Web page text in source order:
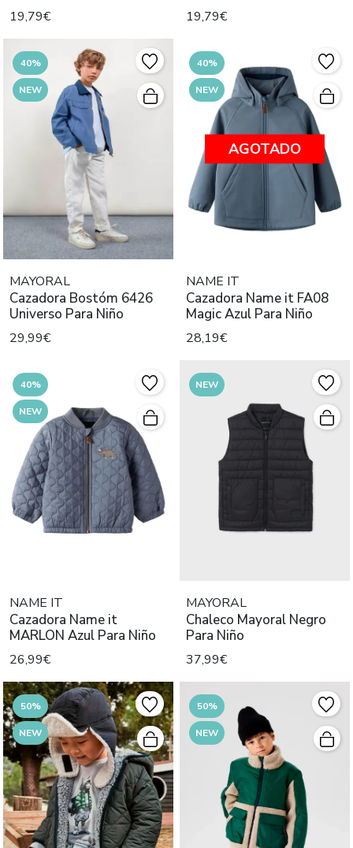
19,79€ 19,79€
40%
NEW
MAYORAL
Cazadora Bostóm 6426
Universo Para Niño
29,99€
40%
NEW
AGOTADO
NAME IT
Cazadora Name it FA08
Magic Azul Para Niño
28,19€
40%
NEW
NAME IT
Cazadora Name it
MARLON Azul Para Niño
26,99€
NEW
MAYORAL
Chaleco Mayoral Negro
Para Niño
37,99€
50%
NEW
50%
NEW